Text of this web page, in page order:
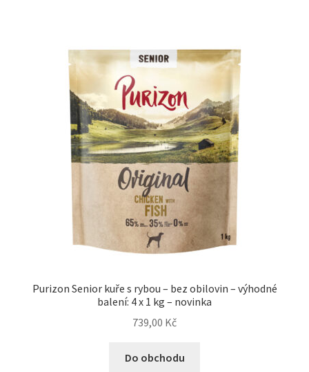
Purizon Senior kuře s rybou – bez obilovin – výhodné
balení: 4 x 1 kg – novinka
739,00 Kč
Do obchodu